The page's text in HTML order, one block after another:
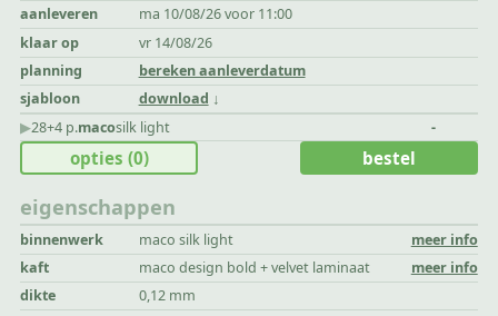
aanleveren
ma 10/08/26 voor 11:00
klaar op
vr 14/08/26
planning
bereken aanleverdatum
sjabloon
download
▶︎28+4 p.macosilk light -
eigenschappen
binnenwerk maco silk light
meer info
kaft
maco design bold + velvet laminaat
meer info
dikte
0,12 mm
opties (0) bestel